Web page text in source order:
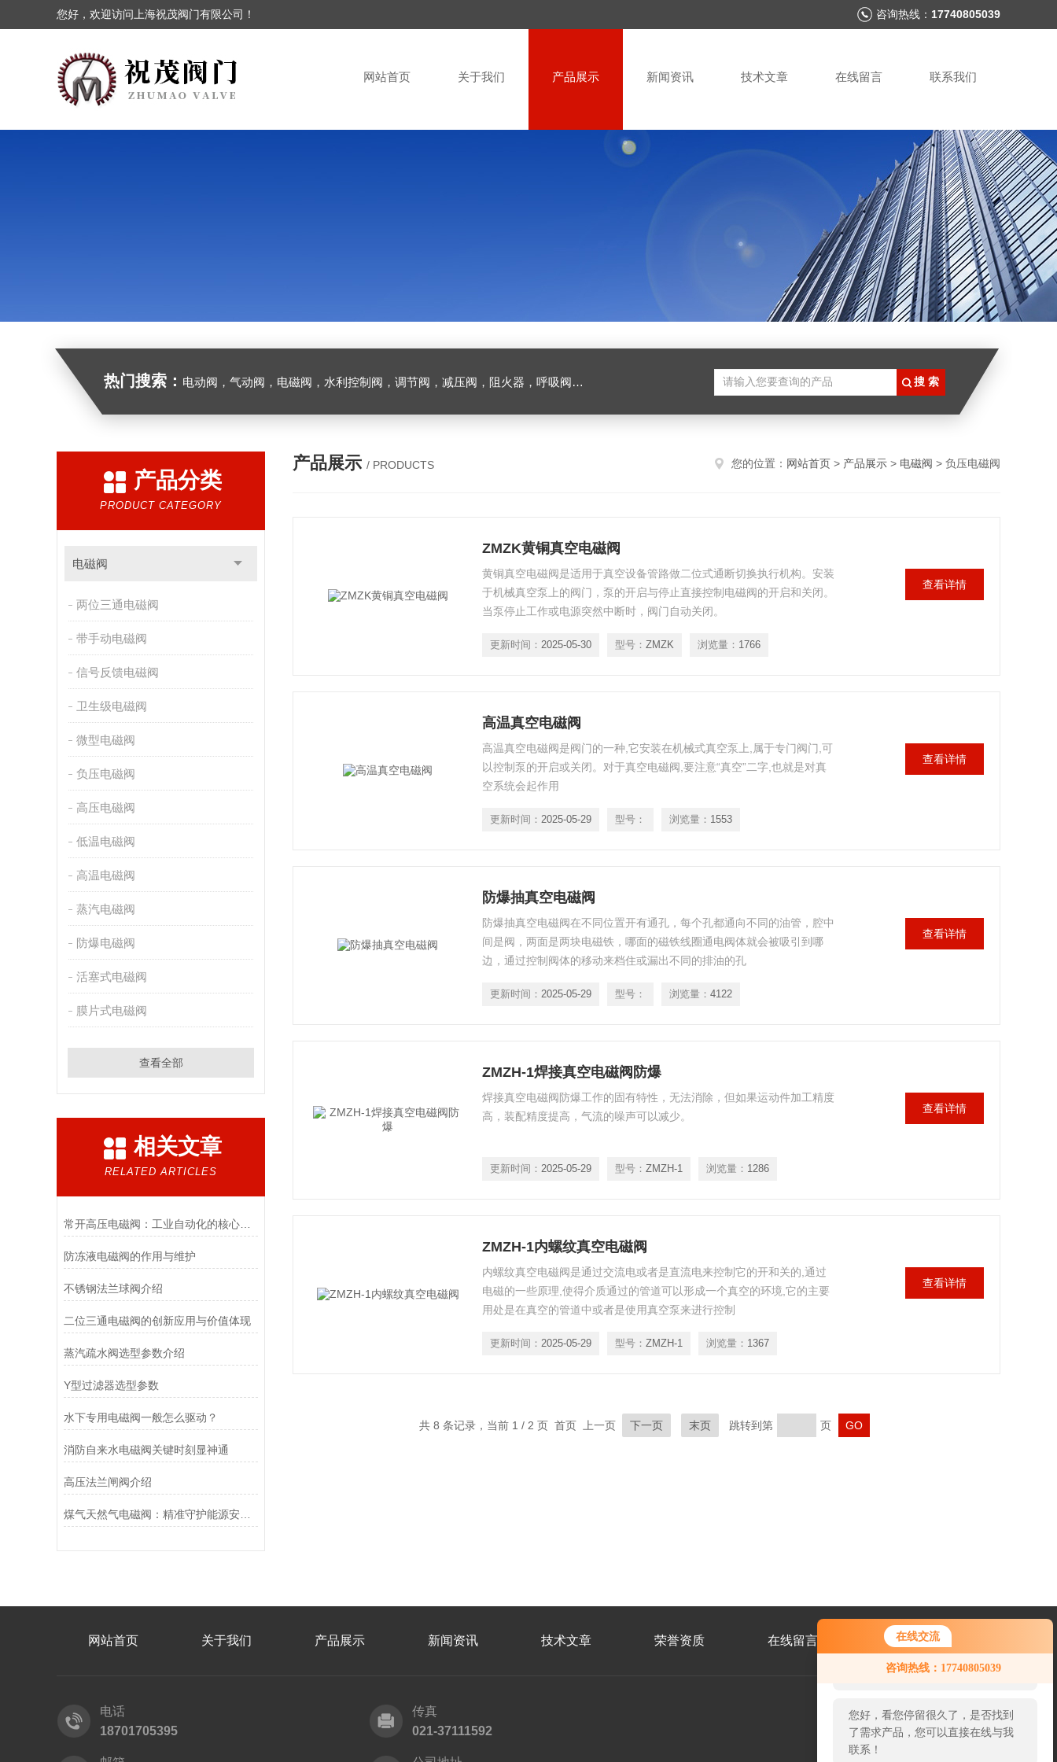
在线交流
咨询热线：17740805039
您好！欢迎前来咨询，很高兴为您
服务，请问您要咨询什么问题呢？
您好，看您停留很久了，是否找到
了需求产品，您可以直接在线与我
联系！
您好，欢迎访问上海祝茂阀门有限公司！ 咨询热线： 17740805039
网站首页 关于我们 产品展示 新闻资讯 技术文章 在线留言 联系我们
热门搜索： 电动阀，气动阀，电磁阀，水利控制阀，调节阀，减压阀，阻火器，呼吸阀，排气阀
产品分类
PRODUCT CATEGORY
电磁阀
两位三通电磁阀
带手动电磁阀
信号反馈电磁阀
卫生级电磁阀
微型电磁阀
负压电磁阀
高压电磁阀
低温电磁阀
高温电磁阀
蒸汽电磁阀
防爆电磁阀
活塞式电磁阀
膜片式电磁阀
查看全部
相关文章
RELATED ARTICLES
常开高压电磁阀：工业自动化的核心元件
防冻液电磁阀的作用与维护
不锈钢法兰球阀介绍
二位三通电磁阀的创新应用与价值体现
蒸汽疏水阀选型参数介绍
Y型过滤器选型参数
水下专用电磁阀一般怎么驱动？
消防自来水电磁阀关键时刻显神通
高压法兰闸阀介绍
煤气天然气电磁阀：精准守护能源安全的“调控卫士”
产品展示 / PRODUCTS 您的位置： 网站首页 > 产品展示 > 电磁阀 > 负压电磁阀
ZMZK黄铜真空电磁阀
黄铜真空电磁阀是适用于真空设备管路做二位式通断切换执行机构。安装
于机械真空泵上的阀门，泵的开启与停止直接控制电磁阀的开启和关闭。
当泵停止工作或电源突然中断时，阀门自动关闭。
更新时间： 2025-05-30 型号： ZMZK 浏览量： 1766
查看详情
高温真空电磁阀
高温真空电磁阀是阀门的一种,它安装在机械式真空泵上,属于专门阀门,可
以控制泵的开启或关闭。对于真空电磁阀,要注意“真空”二字,也就是对真
空系统会起作用
更新时间： 2025-05-29 型号： 浏览量： 1553
查看详情
防爆抽真空电磁阀
防爆抽真空电磁阀在不同位置开有通孔，每个孔都通向不同的油管，腔中
间是阀，两面是两块电磁铁，哪面的磁铁线圈通电阀体就会被吸引到哪
边，通过控制阀体的移动来档住或漏出不同的排油的孔
更新时间： 2025-05-29 型号： 浏览量： 4122
查看详情
ZMZH-1焊接真空电磁阀防爆
焊接真空电磁阀防爆工作的固有特性，无法消除，但如果运动件加工精度
高，装配精度提高，气流的噪声可以减少。
更新时间： 2025-05-29 型号： ZMZH-1 浏览量： 1286
查看详情
ZMZH-1内螺纹真空电磁阀
内螺纹真空电磁阀是通过交流电或者是直流电来控制它的开和关的,通过
电磁的一些原理,使得介质通过的管道可以形成一个真空的环境,它的主要
用处是在真空的管道中或者是使用真空泵来进行控制
更新时间： 2025-05-29 型号： ZMZH-1 浏览量： 1367
查看详情
共 8 条记录，当前 1 / 2 页 首页 上一页 下一页 末页 跳转到第 页
网站首页 关于我们 产品展示 新闻资讯 技术文章 荣誉资质 在线留言 联系我们
电话
18701705395
传真
021-37111592
公
众